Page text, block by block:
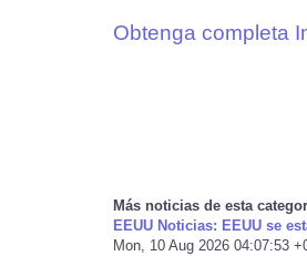
Obtenga completa
Más noticias de esta
EEUU Noticias: EEUU se
Mon, 10 Aug 2026 04:07:53